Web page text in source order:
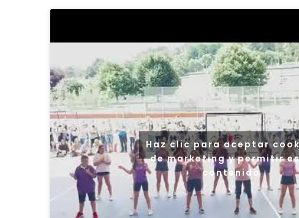
Haz clic para aceptar
de marketing y permitir
contenido